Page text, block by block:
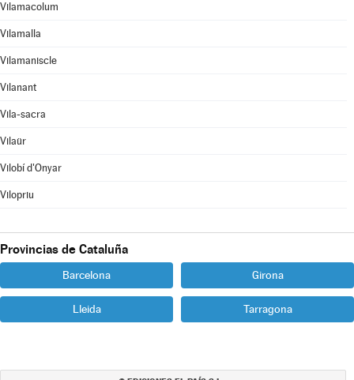
Vilamacolum
Vilamalla
Vilamaniscle
Vilanant
Vila-sacra
Vilaür
Vilobí d'Onyar
Vilopriu
Provincias de Cataluña
Barcelona Girona
Lleida Tarragona